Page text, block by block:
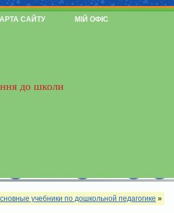
до школи
САЙТУ МІЙ ОФІС
учебники по дошкольной педагогике »